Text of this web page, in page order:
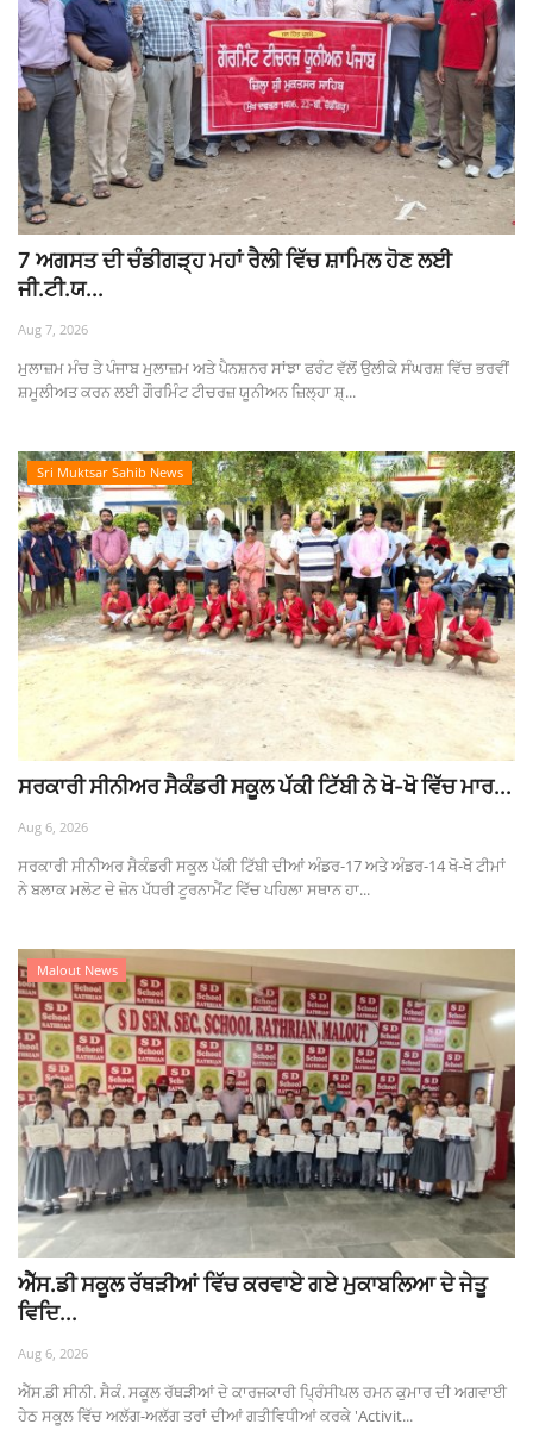
7 ਅਗਸਤ ਦੀ ਚੰਡੀਗੜ੍ਹ ਮਹਾਂ ਰੈਲੀ ਵਿੱਚ ਸ਼ਾਮਿਲ ਹੋਣ ਲਈ
ਜੀ.ਟੀ.ਯ...
Aug 7, 2026
ਮੁਲਾਜ਼ਮ ਮੰਚ ਤੇ ਪੰਜਾਬ ਮੁਲਾਜ਼ਮ ਅਤੇ ਪੈਨਸ਼ਨਰ ਸਾਂਝਾ ਫਰੰਟ ਵੱਲੋਂ ਉਲੀਕੇ ਸੰਘਰਸ਼ ਵਿੱਚ ਭਰਵੀਂ
ਸ਼ਮੂਲੀਅਤ ਕਰਨ ਲਈ ਗੌਰਮਿੰਟ ਟੀਚਰਜ਼ ਯੂਨੀਅਨ ਜ਼ਿਲ੍ਹਾ ਸ਼੍...
Sri Muktsar Sahib News
ਸਰਕਾਰੀ ਸੀਨੀਅਰ ਸੈਕੰਡਰੀ ਸਕੂਲ ਪੱਕੀ ਟਿੱਬੀ ਨੇ ਖੋ-ਖੋ ਵਿੱਚ ਮਾਰ...
Aug 6, 2026
ਸਰਕਾਰੀ ਸੀਨੀਅਰ ਸੈਕੰਡਰੀ ਸਕੂਲ ਪੱਕੀ ਟਿੱਬੀ ਦੀਆਂ ਅੰਡਰ-17 ਅਤੇ ਅੰਡਰ-14 ਖੋ-ਖੋ ਟੀਮਾਂ
ਨੇ ਬਲਾਕ ਮਲੋਟ ਦੇ ਜ਼ੋਨ ਪੱਧਰੀ ਟੂਰਨਾਮੈਂਟ ਵਿੱਚ ਪਹਿਲਾ ਸਥਾਨ ਹਾ...
Malout News
ਐੱਸ.ਡੀ ਸਕੂਲ ਰੱਥੜੀਆਂ ਵਿੱਚ ਕਰਵਾਏ ਗਏ ਮੁਕਾਬਲਿਆ ਦੇ ਜੇਤੂ
ਵਿਦਿ...
Aug 6, 2026
ਐੱਸ.ਡੀ ਸੀਨੀ. ਸੈਕੰ. ਸਕੂਲ ਰੱਥੜੀਆਂ ਦੇ ਕਾਰਜਕਾਰੀ ਪ੍ਰਿੰਸੀਪਲ ਰਮਨ ਕੁਮਾਰ ਦੀ ਅਗਵਾਈ
ਹੇਠ ਸਕੂਲ ਵਿੱਚ ਅਲੱਗ-ਅਲੱਗ ਤਰਾਂ ਦੀਆਂ ਗਤੀਵਿਧੀਆਂ ਕਰਕੇ 'Activit...